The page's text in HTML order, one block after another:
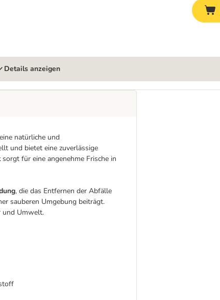
Details anzeigen
natürliche und
und bietet eine zuverlässige
sorgt für eine angenehme Frische in
, die das Entfernen der Abfälle
sauberen Umgebung beiträgt.
und Umwelt.